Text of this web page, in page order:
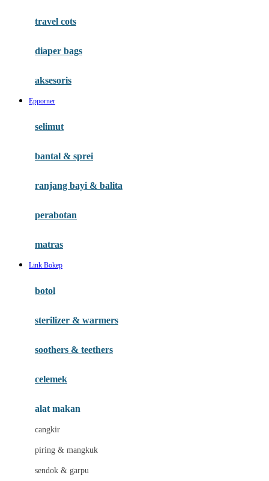
Gb
Habbie
Haenim
Hauck
Havaianas
Hybrid
I
Inlacta DHA
Ivenet
travel cots
diaper bags
aksesoris
Epporner
selimut
bantal & sprei
ranjang bayi & balita
perabotan
matras
Link Bokep
botol
sterilizer & warmers
soothers & teethers
celemek
alat makan
cangkir
piring & mangkuk
sendok & garpu